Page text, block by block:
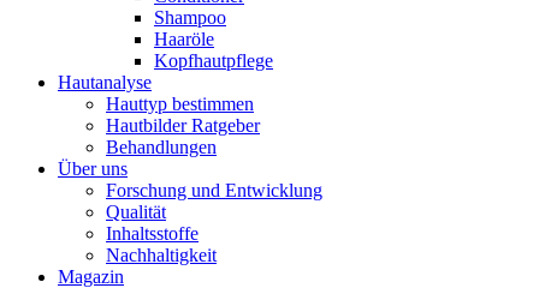
Shampoo
Haaröle
Kopfhautpflege
Hautanalyse
Hauttyp bestimmen
Hautbilder Ratgeber
Behandlungen
Über uns
Forschung und Entwicklung
Qualität
Inhaltsstoffe
Nachhaltigkeit
Magazin